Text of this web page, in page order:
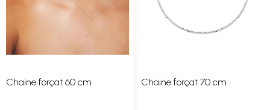
Chaine forçat 60 cm Chaine forçat 70 cm